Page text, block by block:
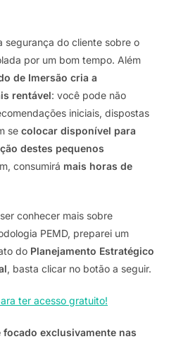
segurança do cliente sobre o
por um bom tempo. Além
de Imersão cria a
rentável: você pode não
iniciais, dispostas
secolocar disponível para
destes pequenos
consumirá mais horas de
conhecer mais sobre
PEMD, preparei um
do Planejamento Estratégico
, basta clicar no botão a seguir.
focado exclusivamente nas